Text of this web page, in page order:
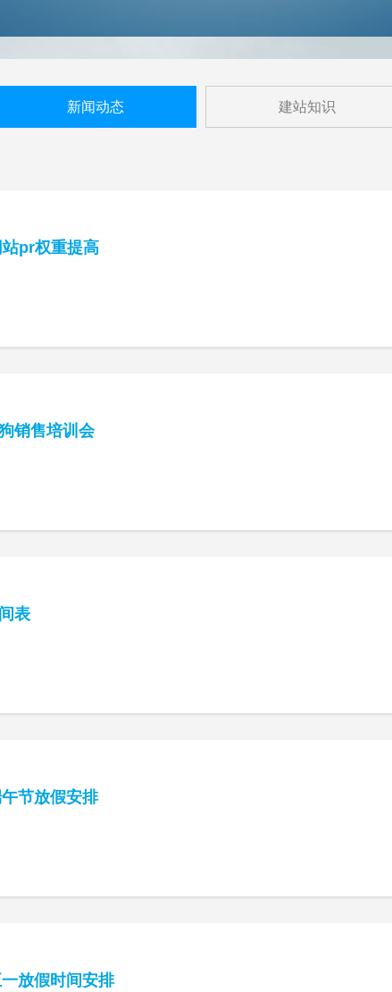
新闻动态 建站知识
pr权重提高
销售培训会
表
节放假安排
放假时间安排